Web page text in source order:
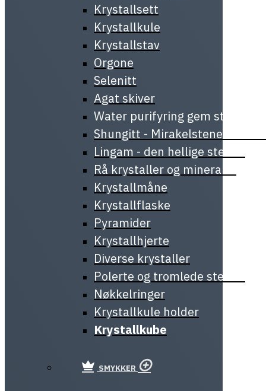
Krystallsett
Krystallkule
Krystallstav
Orgone
Selenitt
Agat skiver
Water purifyring gem stick
Shungitt - Mirakelstenen fra
Lingam - den hellige stenen
Rå krystaller og mineraler
Krystallmåne
Krystallflaske
Pyramider
Krystallhjerte
Diverse krystaller
Polerte og tromlede steiner
Nøkkelringer
Krystallkule holder
Krystallkube
SMYKKER